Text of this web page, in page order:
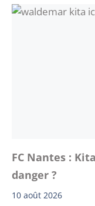
FC Nantes :
danger ?
10 août 2026